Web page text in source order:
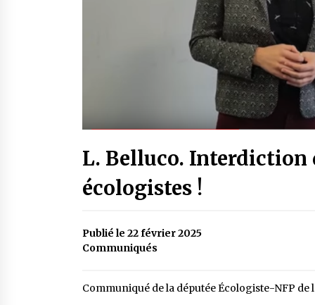
L. Belluco. Interdiction
écologistes !
Publié le 22 février 2025
Communiqués
Communiqué de la députée Écologiste-NFP de